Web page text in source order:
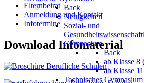
Back
Neuigkeiten
Sozial- und
Gymnasium
Back
ab Klasse 8
ab Klasse
Technisches Gymnasium
Elternbeirat
Anmeldung und Kontakt
Infotermine
Download Infomaterial